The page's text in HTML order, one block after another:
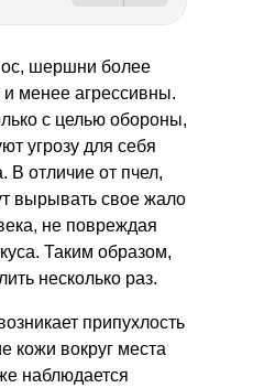
ос, шершни более
менее агрессивны.
с целью обороны,
угрозу для себя
В отличие от пчел,
вырывать свое жало
не повреждая
Таким образом,
несколько раз.
припухлость
кожи вокруг места
наблюдается